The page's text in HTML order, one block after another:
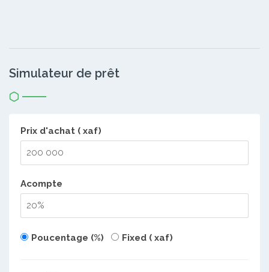
Simulateur de prêt
Prix d'achat ( xaf)
Acompte
Poucentage (%) Fixed ( xaf)